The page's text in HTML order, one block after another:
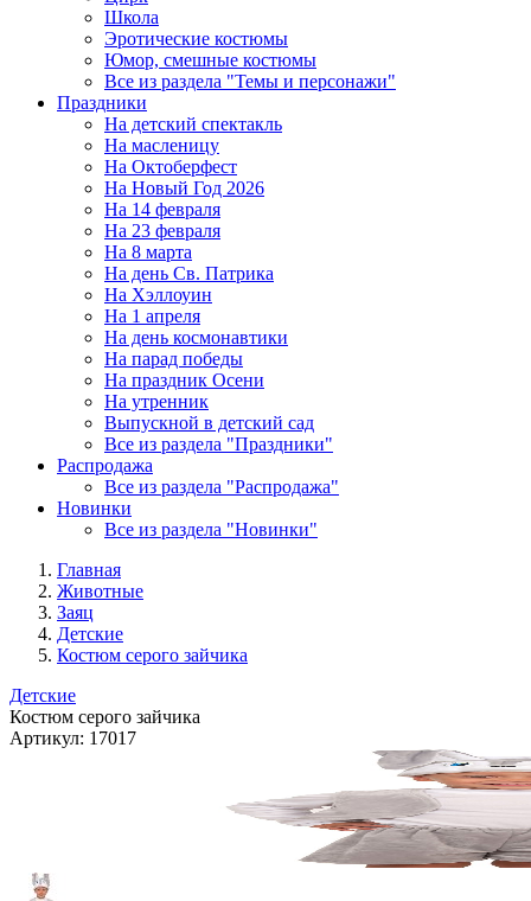
Школа
Эротические костюмы
Юмор, смешные костюмы
Все из раздела "Темы и персонажи"
Праздники
На детский спектакль
На масленицу
На Октоберфест
На Новый Год 2026
На 14 февраля
На 23 февраля
На 8 марта
На день Св. Патрика
На Хэллоуин
На 1 апреля
На день космонавтики
На парад победы
На праздник Осени
На утренник
Выпускной в детский сад
Все из раздела "Праздники"
Распродажа
Все из раздела "Распродажа"
Новинки
Все из раздела "Новинки"
Главная
Животные
Заяц
Детские
Костюм серого зайчика
Детские
Костюм серого зайчика
Артикул: 17017